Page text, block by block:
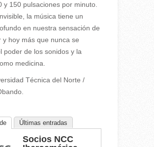
y 150 pulsaciones por minuto.
la música tiene un
en nuestra sensación de
y hoy más que nunca se
poder de los sonidos y la
medicina.
Técnica del Norte /
Últimas entradas
Socios NCC